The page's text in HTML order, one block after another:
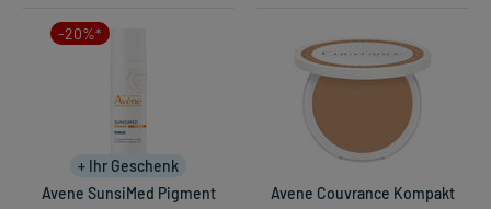
-20%*
+ Ihr Geschenk
Avene SunsiMed Pigment
Avene Couvrance Kompakt